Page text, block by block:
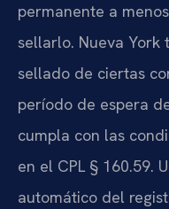
permanente a
sellarlo. Nueva York
sellado de ciertas
período de espera
cumpla con las
en el CPL § 160.59.
automático del